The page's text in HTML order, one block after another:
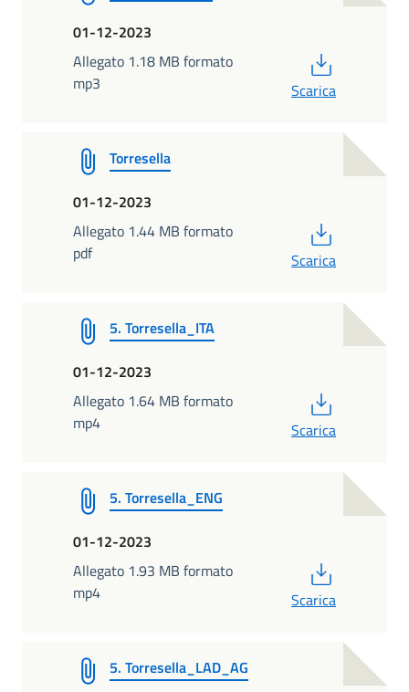
01-12-2023
Allegato 1.18 MB formato
mp3
Scarica
Torresella
01-12-2023
Allegato 1.44 MB formato
pdf
Scarica
5. Torresella_ITA
01-12-2023
Allegato 1.64 MB formato
mp4
Scarica
5. Torresella_ENG
01-12-2023
Allegato 1.93 MB formato
mp4
Scarica
5. Torresella_LAD_AG